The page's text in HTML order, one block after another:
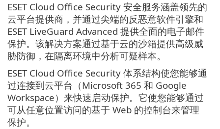
ESET Cloud Office Security 安全服务涵盖领先的
云平台提供商，并通过尖端的反恶意软件引擎和
ESET LiveGuard Advanced 提供全面的电子邮件
保护。该解决方案通过基于云的沙箱提供高级威
胁防御，在隔离环境中分析可疑样本。
ESET Cloud Office Security 体系结构使您能够通
过连接到云平台（Microsoft 365 和 Google
Workspace）来快速启动保护。它使您能够通过
可从任意位置访问的基于 Web 的控制台来管理
保护。